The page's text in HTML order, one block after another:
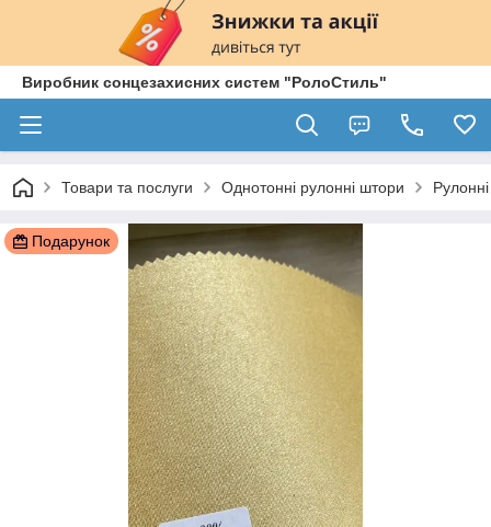
Виробник сонцезахисних систем "РолоСтиль"
Товари та послуги Однотонні рулонні штори
Подарунок